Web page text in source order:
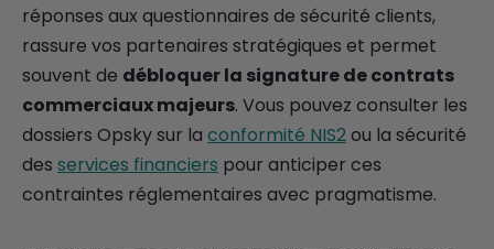
réponses aux questionnaires de sécurité clients,
rassure vos partenaires stratégiques et permet
souvent de débloquer la signature de contrats
commerciaux majeurs. Vous pouvez consulter les
dossiers Opsky sur la conformité NIS2ou la sécurité
des services financiers pour anticiper ces
contraintes réglementaires avec pragmatisme.